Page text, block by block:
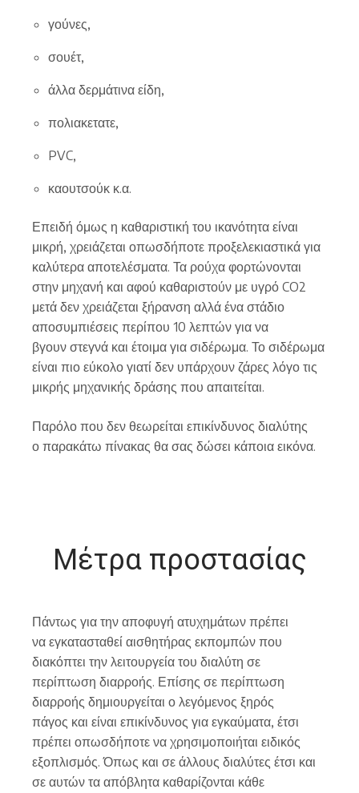
γούνες,
σουέτ,
άλλα δερμάτινα είδη,
πολιακετατε,
PVC,
καουτσούκ κ.α.
Επειδή όμως η καθαριστική του ικανότητα είναι
μικρή, χρειάζεται οπωσδήποτε προξελεκιαστικά για
καλύτερα αποτελέσματα. Τα ρούχα φορτώνονται
στην μηχανή και αφού καθαριστούν με υγρό CO2
μετά δεν χρειάζεται ξήρανση αλλά ένα στάδιο
αποσυμπιέσεις περίπου 10 λεπτών για να
βγουν στεγνά και έτοιμα για σιδέρωμα. Το σιδέρωμα
είναι πιο εύκολο γιατί δεν υπάρχουν ζάρες λόγο τις
μικρής μηχανικής δράσης που απαιτείται.
Παρόλο που δεν θεωρείται επικίνδυνος διαλύτης
ο παρακάτω πίνακας θα σας δώσει κάποια εικόνα.
Μέτρα προστασίας
Πάντως για την αποφυγή ατυχημάτων πρέπει
να εγκατασταθεί αισθητήρας εκπομπών που
διακόπτει την λειτουργεία του διαλύτη σε
περίπτωση διαρροής. Επίσης σε περίπτωση
διαρροής δημιουργείται ο λεγόμενος ξηρός
πάγος και είναι επικίνδυνος για εγκαύματα, έτσι
πρέπει οπωσδήποτε να χρησιμοποιήται ειδικός
εξοπλισμός. Όπως και σε άλλους διαλύτες έτσι και
σε αυτών τα απόβλητα καθαρίζονται κάθε